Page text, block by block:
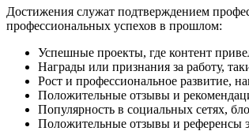
Достижения служат подтверждением
профессиональных успехов в прошлом:
Успешные проекты, где контент
Награды или признания за работу,
Рост и профессиональное развитие,
Положительные отзывы и
Популярность в социальных сетях,
Положительные отзывы и референсы